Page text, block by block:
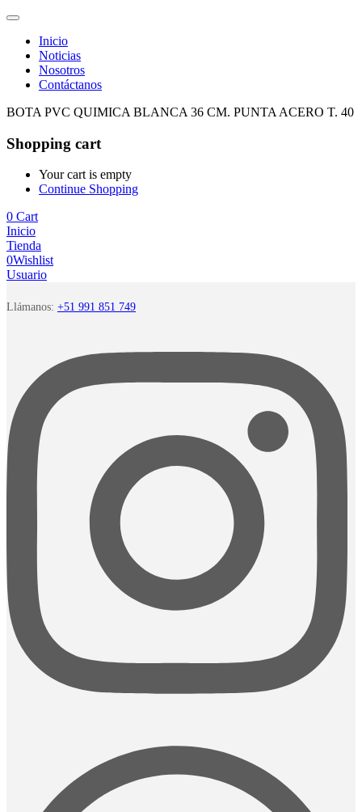
Inicio
Noticias
Nosotros
Contáctanos
BOTA PVC QUIMICA BLANCA 36 CM. PUNTA ACERO T. 40
Shopping cart
Your cart is empty
Continue Shopping
0 Cart
Inicio
Tienda
0Wishlist
Usuario
Llámanos: +51 991 851 749